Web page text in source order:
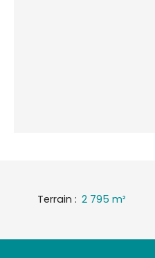
Terrain : 2 795 m²